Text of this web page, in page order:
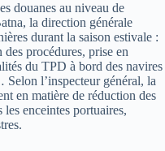
douanes au niveau de
la direction générale
durant la saison estivale :
procédures, prise en
du TPD à bord des navires
l’inspecteur général, la
en matière de réduction des
enceintes portuaires,